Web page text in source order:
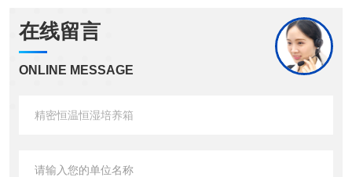
在线留言
ONLINE MESSAGE